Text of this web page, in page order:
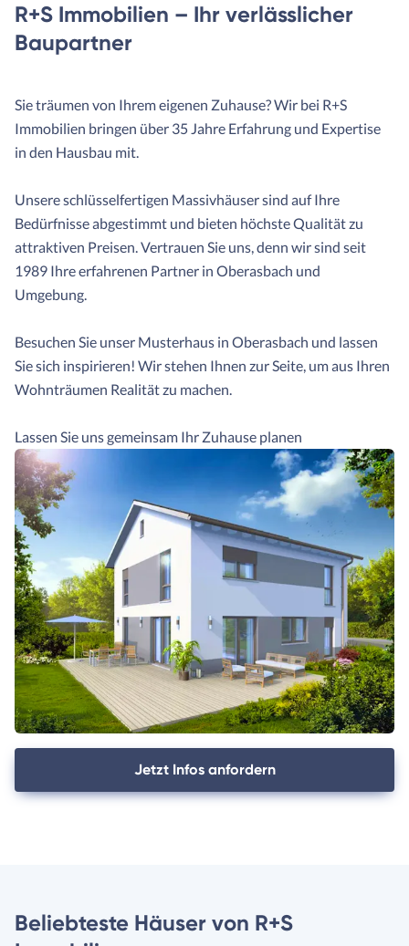
R+S Immobilien – Ihr verlässlicher
Baupartner
Sie träumen von Ihrem eigenen Zuhause? Wir bei R+S
Immobilien bringen über 35 Jahre Erfahrung und Expertise
in den Hausbau mit.
Unsere schlüsselfertigen Massivhäuser sind auf Ihre
Bedürfnisse abgestimmt und bieten höchste Qualität zu
attraktiven Preisen. Vertrauen Sie uns, denn wir sind seit
1989 Ihre erfahrenen Partner in Oberasbach und
Umgebung.
Besuchen Sie unser Musterhaus in Oberasbach und lassen
Sie sich inspirieren! Wir stehen Ihnen zur Seite, um aus Ihren
Wohnträumen Realität zu machen.
Lassen Sie uns gemeinsam Ihr Zuhause planen
Jetzt Infos anfordern
Beliebteste Häuser von R+S